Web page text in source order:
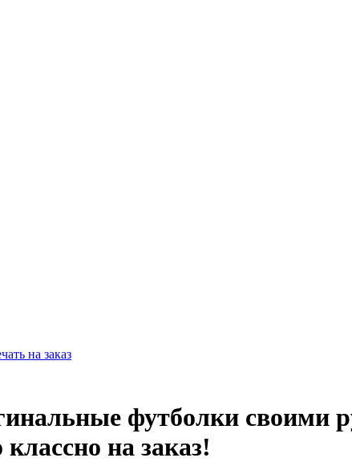
на заказ
футболки своими
на заказ!